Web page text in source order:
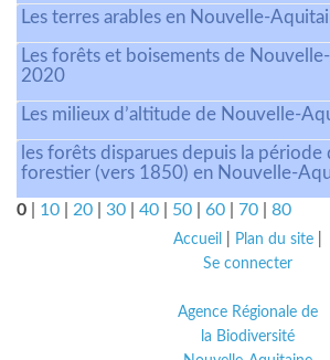
Les terres arables en Nouvelle-
Les forêts et boisements de
2020
Les milieux d’altitude de Nouvelle-
les forêts disparues depuis la période
forestier (vers 1850) en Nouvelle-
0 10 20 30 40 50 60 70 80
Accueil Plan du site|
Se connecter
Agence Régionale de
la Biodiversité